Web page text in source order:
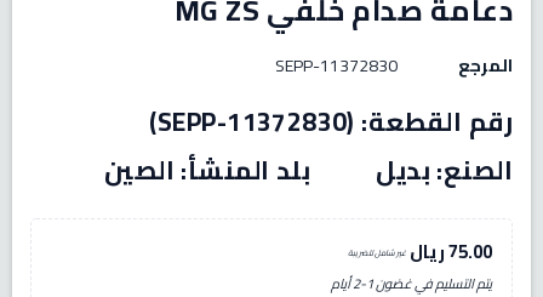
المرجع 11372830-SEPP
رقم القطعة: (11372830-SEPP)
الصنع: بديل بلد المنشأ: الصين
75.00 ريال غير شامل للضريبة
يتم التسليم في غضون 1-2 أيام